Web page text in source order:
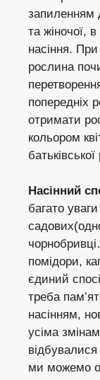
запиленням
та жіночої,
насіння.
рослина
попередніх
отримати
кольором
Насінний
багато
помідори,
єдиний
треба
насінням,
усіма
ми можемо